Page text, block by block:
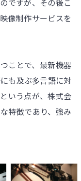
ですが、その後こ
像制作サービスを
ことで、最新機器
も及ぶ多言語に対
いう点が、株式会
特徴であり、強み